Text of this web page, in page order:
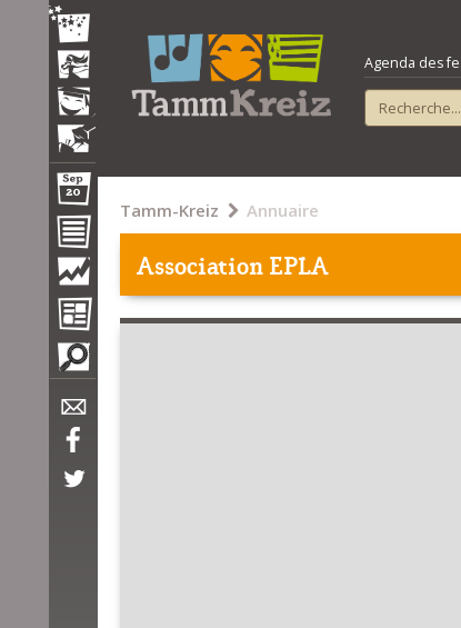
Agenda des
Tamm-Kreiz Annuaire
Association EPLA